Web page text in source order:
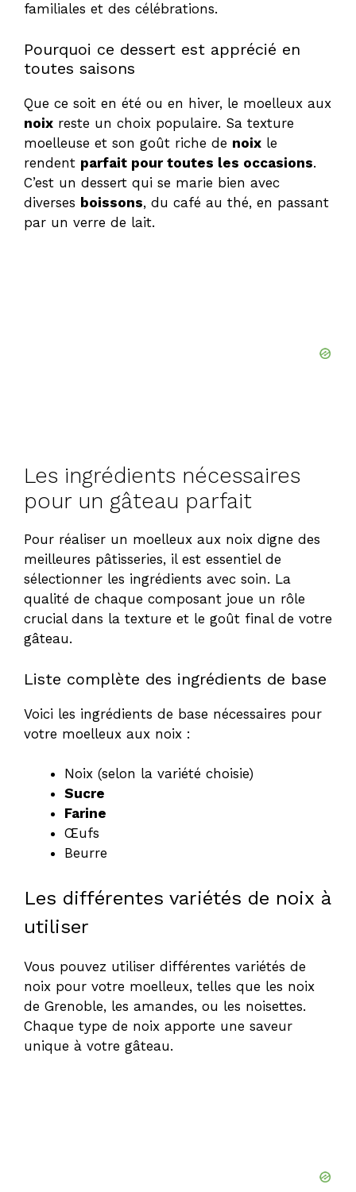
d
o
familiales et des célébrations.
Pourquoi ce dessert est apprécié en
toutes saisons
Que ce soit en été ou en hiver, le moelleux aux
noix reste un choix populaire. Sa texture
moelleuse et son goût riche de noix le
rendent parfait pour toutes les occasions.
C’est un dessert qui se marie bien avec
diverses boissons, du café au thé, en passant
par un verre de lait.
Les ingrédients nécessaires
pour un gâteau parfait
Pour réaliser un moelleux aux noix digne des
meilleures pâtisseries, il est essentiel de
sélectionner les ingrédients avec soin. La
qualité de chaque composant joue un rôle
crucial dans la texture et le goût final de votre
gâteau.
Liste complète des ingrédients de base
Voici les ingrédients de base nécessaires pour
votre moelleux aux noix :
Noix (selon la variété choisie)
Sucre
Farine
Œufs
Beurre
Les différentes variétés de noix à
utiliser
Vous pouvez utiliser différentes variétés de
noix pour votre moelleux, telles que les noix
de Grenoble, les amandes, ou les noisettes.
Chaque type de noix apporte une saveur
unique à votre gâteau.